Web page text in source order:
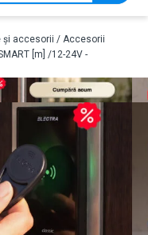
și accesorii / Accesorii
[m] /12-24V -